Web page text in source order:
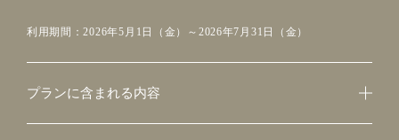
利用期間：2026年5月1日（金）～2026年7月31日（金）
プランに含まれる内容